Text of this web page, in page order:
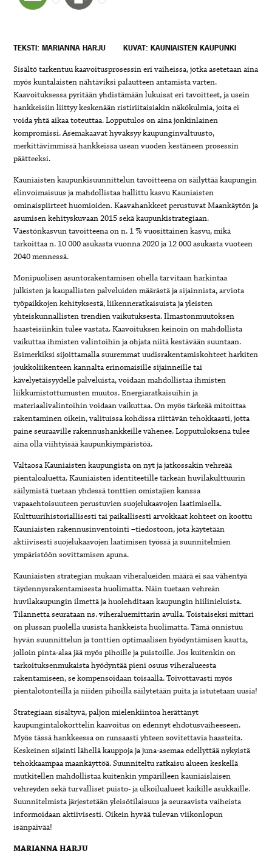
TEKSTI: MARIANNA HARJU KUVAT: KAUNIAISTEN KAUPUNKI
Sisältö tarkentuu kaavoitusprosessin eri vaiheissa, jotka asetetaan aina
myös kuntalaisten nähtäviksi palautteen antamista varten.
Kaavoituksessa pyritään yhdistämään lukuisat eri tavoitteet, ja usein
hankkeisiin liittyy keskenään ristiriitaisiakin näkökulmia, joita ei
voida yhtä aikaa toteuttaa. Lopputulos on aina jonkinlainen
kompromissi. Asemakaavat hyväksyy kaupunginvaltuusto,
merkittävimmissä hankkeissa usean vuoden kestäneen prosessin
päätteeksi.
Kauniaisten kaupunkisuunnittelun tavoitteena on säilyttää kaupungin
elinvoimaisuus ja mahdollistaa hallittu kasvu Kauniaisten
ominaispiirteet huomioiden. Kaavahankkeet perustuvat Maankäytön ja
asumisen kehityskuvaan 2015 sekä kaupunkistrategiaan.
Väestönkasvun tavoitteena on n. 1 % vuosittainen kasvu, mikä
tarkoittaa n. 10 000 asukasta vuonna 2020 ja 12 000 asukasta vuoteen
2040 mennessä.
Monipuolisen asuntorakentamisen ohella tarvitaan harkintaa
julkisten ja kaupallisten palveluiden määrästä ja sijainnista, arviota
työpaikkojen kehityksestä, liikenneratkaisuista ja yleisten
yhteiskunnallisten trendien vaikutuksesta. Ilmastonmuutoksen
haasteisiinkin tulee vastata. Kaavoituksen keinoin on mahdollista
vaikuttaa ihmisten valintoihin ja ohjata niitä kestävään suuntaan.
Esimerkiksi sijoittamalla suuremmat uudisrakentamiskohteet harkiten
joukkoliikenteen kannalta erinomaisille sijainneille tai
kävelyetäisyydelle palveluista, voidaan mahdollistaa ihmisten
liikkumistottumusten muutos. Energiaratkaisuihin ja
materiaalivalintoihin voidaan vaikuttaa. On myös tärkeää mitoittaa
rakentaminen oikein, valituissa kohdissa riittävän tehokkaasti, jotta
paine seuraaville rakennushankkeille vähenee. Lopputuloksena tulee
aina olla viihtyisää kaupunkiympäristöä.
Valtaosa Kauniaisten kaupungista on nyt ja jatkossakin vehreää
pientaloaluetta. Kauniaisten identiteetille tärkeän huvilakulttuurin
säilymistä tuetaan yhdessä tonttien omistajien kanssa
vapaaehtoisuuteen perustuvien suojelukaavojen laatimisella.
Kulttuurihistoriallisesti tai paikallisesti arvokkaat kohteet on koottu
Kauniaisten rakennusinventointi –tiedostoon, jota käytetään
aktiivisesti suojelukaavojen laatimisen työssä ja suunnitelmien
ympäristöön sovittamisen apuna.
Kauniaisten strategian mukaan viheralueiden määrä ei saa vähentyä
täydennysrakentamisesta huolimatta. Näin tuetaan vehreän
huvilakaupungin ilmettä ja huolehditaan kaupungin hiilinieluista.
Tilannetta seurataan ns. viheraluemittarin avulla. Toistaiseksi mittari
on plussan puolella uusista hankkeista huolimatta. Tämä onnistuu
hyvän suunnittelun ja tonttien optimaalisen hyödyntämisen kautta,
jolloin pinta-alaa jää myös pihoille ja puistoille. Jos kuitenkin on
tarkoituksenmukaista hyödyntää pieni osuus viheralueesta
rakentamiseen, se kompensoidaan toisaalla. Toivottavasti myös
pientalotonteilla ja niiden pihoilla säilytetään puita ja istutetaan uusia!
Strategiaan sisältyvä, paljon mielenkiintoa herättänyt
kaupungintalokorttelin kaavoitus on edennyt ehdotusvaiheeseen.
Myös tässä hankkeessa on runsaasti yhteen sovitettavia haasteita.
Keskeinen sijainti lähellä kauppoja ja juna-asemaa edellyttää nykyistä
tehokkaampaa maankäyttöä. Suunniteltu ratkaisu alueen keskellä
mutkitellen mahdollistaa kuitenkin ympärilleen kauniaislaisen
vehreyden sekä turvalliset puisto- ja ulkoilualueet kaikille asukkaille.
Suunnitelmista järjestetään yleisötilaisuus ja seuraavista vaiheista
informoidaan aktiivisesti. Oikein hyvää tulevan viikonlopun
isänpäivää!
MARIANNA HARJU